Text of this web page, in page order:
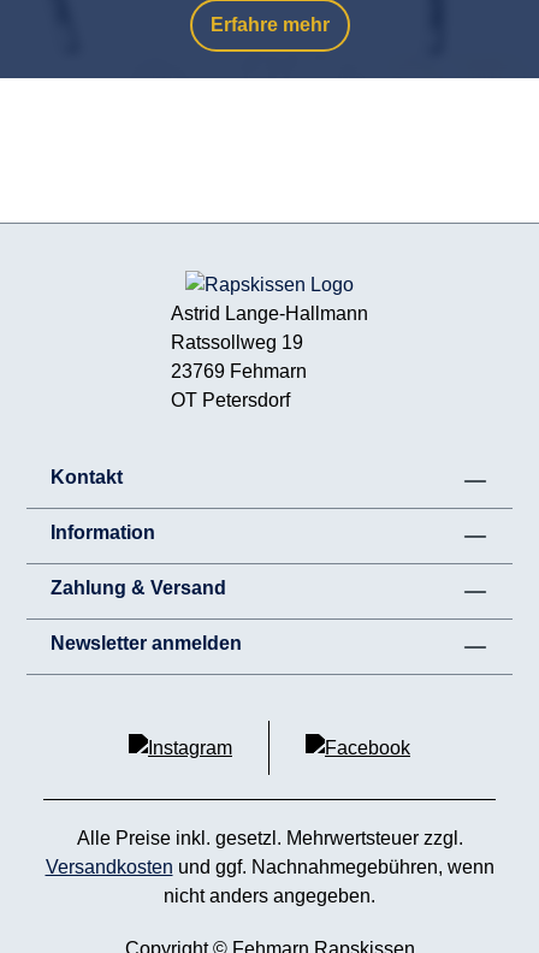
Erfahre mehr
Astrid Lange-Hallmann
Ratssollweg 19
23769 Fehmarn
OT Petersdorf
Kontakt
Information
Zahlung & Versand
Newsletter anmelden
Alle Preise inkl. gesetzl. Mehrwertsteuer zzgl.
Versandkosten und ggf. Nachnahmegebühren, wenn
nicht anders angegeben.
Copyright © Fehmarn Rapskissen